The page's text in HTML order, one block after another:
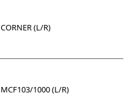
CORNER (L/R)
MCF103/1000 (L/R)